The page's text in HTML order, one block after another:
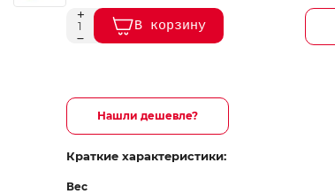
В корзину
Нашли дешевле?
Краткие характеристики:
Вес